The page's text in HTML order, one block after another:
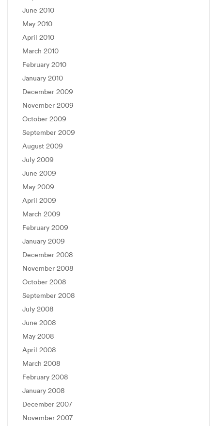
June 2010
May 2010
April 2010
March 2010
February 2010
January 2010
December 2009
November 2009
October 2009
September 2009
August 2009
July 2009
June 2009
May 2009
April 2009
March 2009
February 2009
January 2009
December 2008
November 2008
October 2008
September 2008
July 2008
June 2008
May 2008
April 2008
March 2008
February 2008
January 2008
December 2007
November 2007